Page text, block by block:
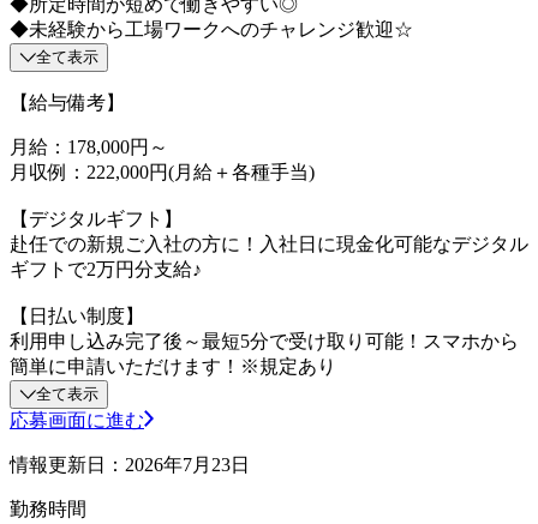
◆未経験から工場ワークへのチャレンジ歓迎☆
全て表示
【給与備考】
月給：178,000円～
月収例：222,000円(月給＋各種手当)
【デジタルギフト】
赴任での新規ご入社の方に！入社日に現金化可能なデジタル
ギフトで2万円分支給♪
【日払い制度】
利用申し込み完了後～最短5分で受け取り可能！スマホから
簡単に申請いただけます！※規定あり
全て表示
応募画面に進む
情報更新日：2026年7月23日
勤務時間